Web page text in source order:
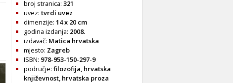
broj stranica: 321
uvez: tvrdi uvez
dimenzije: 14 x 20 cm
godina izdanja: 2008.
izdavač: Matica hrvatska
mjesto: Zagreb
ISBN: 978-953-150-297-9
područje: filozofija, hrvatska
književnost, hrvatska proza